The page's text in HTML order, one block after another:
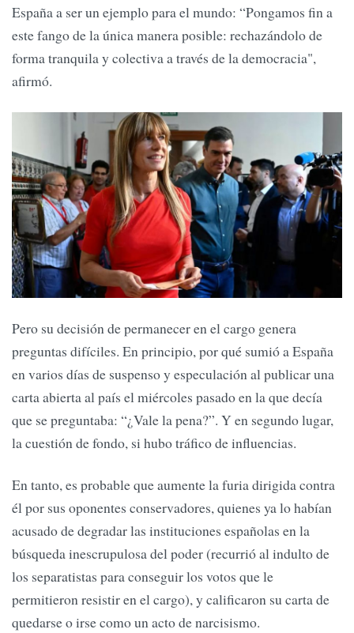
España a ser un ejemplo para el mundo: “Pongamos fin a
este fango de la única manera posible: rechazándolo de
forma tranquila y colectiva a través de la democracia",
afirmó.
Pero su decisión de permanecer en el cargo genera
preguntas difíciles. En principio, por qué sumió a España
en varios días de suspenso y especulación al publicar una
carta abierta al país el miércoles pasado en la que decía
que se preguntaba: “¿Vale la pena?”. Y en segundo lugar,
la cuestión de fondo, si hubo tráfico de influencias.
En tanto, es probable que aumente la furia dirigida contra
él por sus oponentes conservadores, quienes ya lo habían
acusado de degradar las instituciones españolas en la
búsqueda inescrupulosa del poder (recurrió al indulto de
los separatistas para conseguir los votos que le
permitieron resistir en el cargo), y calificaron su carta de
quedarse o irse como un acto de narcisismo.